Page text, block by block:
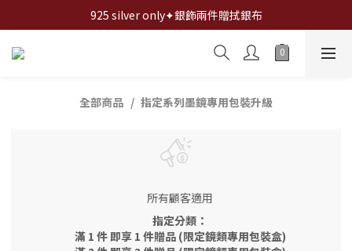
全館✦滿1200折100,滿2000折200,滿3000折300...
925 silver only✦銀飾兩件贈拭銀布
全館✦滿1200折100,滿2000折200,滿3000折300...
全部商品 指定系列墨鏡專用包裝升級
所有顧客適用
指定分類：
滿 1 件 即享 1 件贈品 (限定鏡類專用包裝盒)